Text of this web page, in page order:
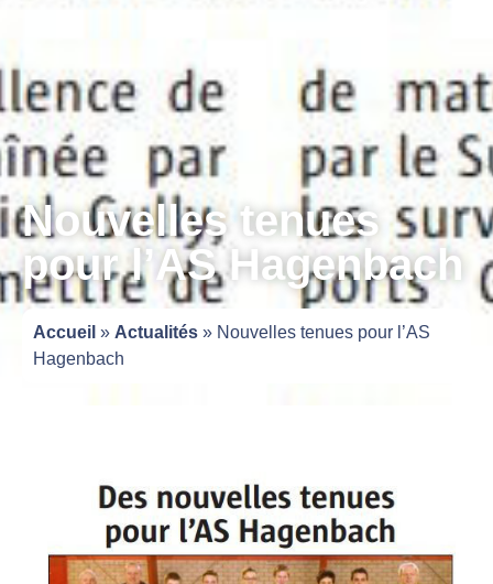
Nouvelles tenues
pour l’AS Hagenbach
Accueil » Actualités » Nouvelles tenues pour l’AS
Hagenbach